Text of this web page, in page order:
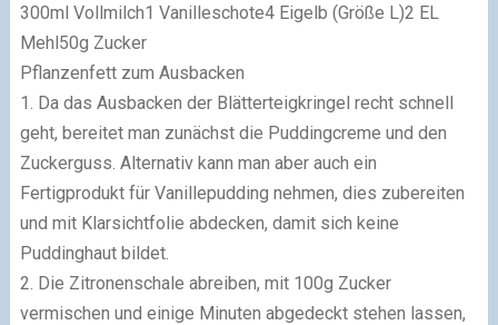
300ml Vollmilch1 Vanilleschote4 Eigelb (Größe L)2 EL
Mehl50g Zucker
Pflanzenfett zum Ausbacken
1. Da das Ausbacken der Blätterteigkringel recht schnell
geht, bereitet man zunächst die Puddingcreme und den
Zuckerguss. Alternativ kann man aber auch ein
Fertigprodukt für Vanillepudding nehmen, dies zubereiten
und mit Klarsichtfolie abdecken, damit sich keine
Puddinghaut bildet.
2. Die Zitronenschale abreiben, mit 100g Zucker
vermischen und einige Minuten abgedeckt stehen lassen,